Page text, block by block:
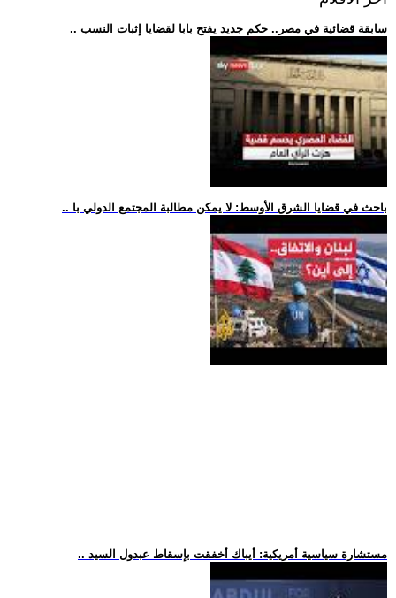
.. سابقة قضائية في مصر.. حكم جديد يفتح بابا لقضايا إثبات النسب
.. باحث في قضايا الشرق الأوسط: لا يمكن مطالبة المجتمع الدولي با
.. مستشارة سياسية أمريكية: أيباك أخفقت بإسقاط عبدول السيد